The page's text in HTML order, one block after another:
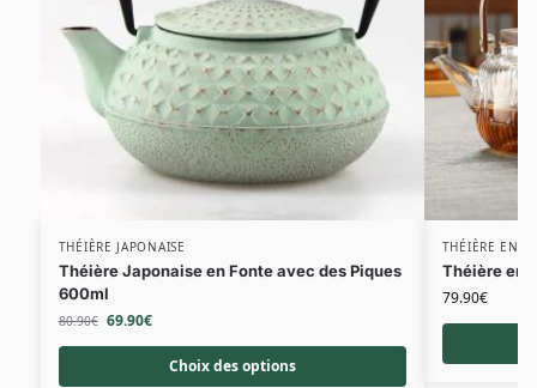
THÉIÈRE JAPONAISE
Théière Japonaise en Fonte avec des Piques
600ml
80.90€ 69.90€
Choix des options
THÉIÈRE EN
Théière en
79.90€